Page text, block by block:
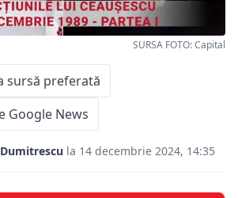
SURSA FOTO: Capital
sursă preferată
Google News
la 14 decembrie 2024, 14:35